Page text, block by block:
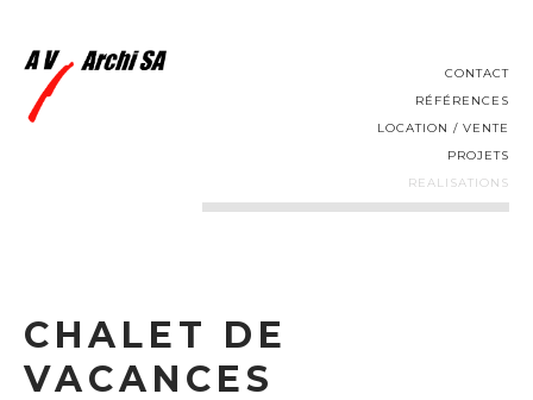
CONTACT
RÉFÉRENCES
LOCATION / VENTE
PROJETS
REALISATIONS
CHALET DE
VACANCES